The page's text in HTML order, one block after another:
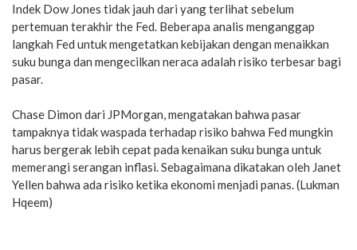
Indek Dow Jones tidak jauh dari yang terlihat sebelum
pertemuan terakhir the Fed. Beberapa analis menganggap
langkah Fed untuk mengetatkan kebijakan dengan menaikkan
suku bunga dan mengecilkan neraca adalah risiko terbesar bagi
pasar.
Chase Dimon dari JPMorgan, mengatakan bahwa pasar
tampaknya tidak waspada terhadap risiko bahwa Fed mungkin
harus bergerak lebih cepat pada kenaikan suku bunga untuk
memerangi serangan inflasi. Sebagaimana dikatakan oleh Janet
Yellen bahwa ada risiko ketika ekonomi menjadi panas. (Lukman
Hqeem)